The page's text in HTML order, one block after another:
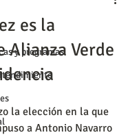
y programas
es la
Alianza Verde
la elección en la que
a Antonio Navarro